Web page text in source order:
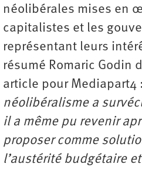
néolibérales mises en
capitalistes et les
représentant leurs
résumé Romaric Godin
article pour Mediapart4 :
néolibéralisme a
il a même pu revenir
proposer comme
l’austérité budgétaire